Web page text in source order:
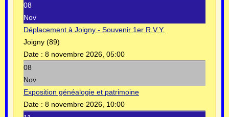
08
Nov
Déplacement à Joigny - Souvenir 1er R.V.Y.
Joigny (89)
Date : 8 novembre 2026, 05:00
08
Nov
Exposition généalogie et patrimoine
Date : 8 novembre 2026, 10:00